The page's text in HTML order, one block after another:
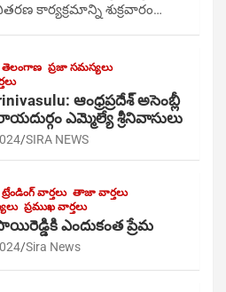
కార్యక్రమాన్ని శుక్రవారం…
తెలంగాణ ప్రజా సమస్యలు
ఆంధ్రప్రదేశ్ అసెంబ్లీ
ఎమ్మెల్యే శ్రీనివాసులు
SIRA NEWS
ట్రేండింగ్ వార్తలు తాజా వార్తలు
ప్రముఖ వార్తలు
ఎందుకంత ప్రేమ
Sira News